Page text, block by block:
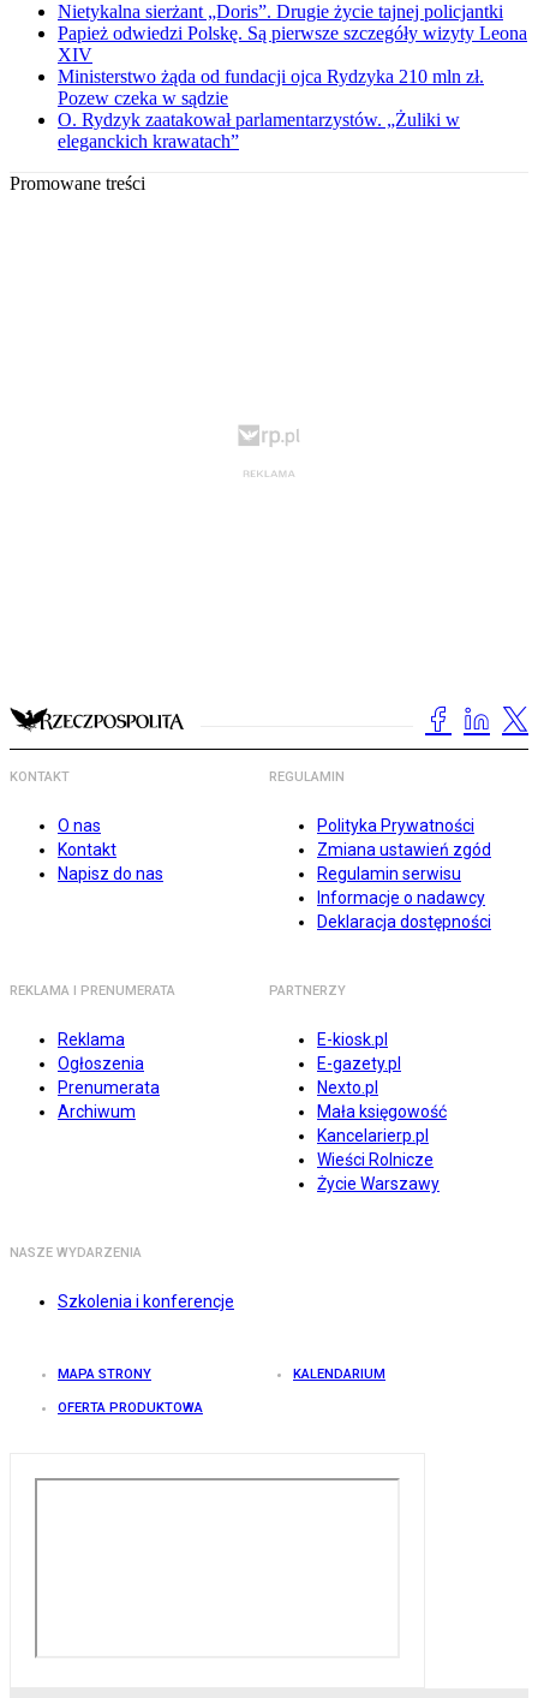
Nietykalna sierżant „Doris”. Drugie życie tajnej policjantki
Papież odwiedzi Polskę. Są pierwsze szczegóły wizyty Leona
XIV
Ministerstwo żąda od fundacji ojca Rydzyka 210 mln zł.
Pozew czeka w sądzie
O. Rydzyk zaatakował parlamentarzystów. „Żuliki w
eleganckich krawatach”
Promowane treści
KONTAKT
O nas
Kontakt
Napisz do nas
REGULAMIN
Polityka Prywatności
Zmiana ustawień zgód
Regulamin serwisu
Informacje o nadawcy
Deklaracja dostępności
REKLAMA I PRENUMERATA
Reklama
Ogłoszenia
Prenumerata
Archiwum
PARTNERZY
E-kiosk.pl
E-gazety.pl
Nexto.pl
Mała księgowość
Kancelarierp.pl
Wieści Rolnicze
Życie Warszawy
NASZE WYDARZENIA
Szkolenia i konferencje
MAPA STRONY KALENDARIUM
OFERTA PRODUKTOWA